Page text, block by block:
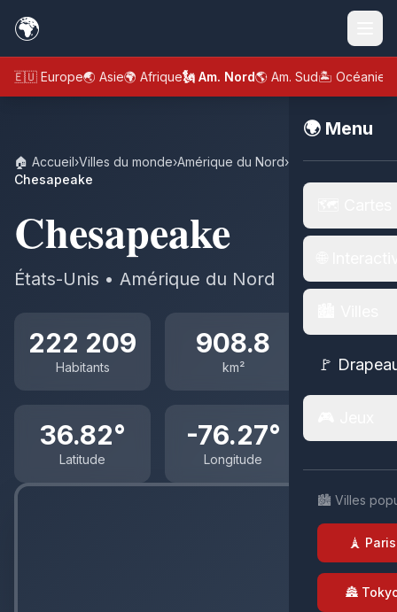
🌍
🇪🇺 Europe🌏 Asie🌍 Afrique🗽 Am. Nord🌎 Am. Sud🏝️ Océanie
🌍 Menu
🚩
🏙️ Villes
🗼 Paris
🏯
🏠 Accueil›Villes du monde›Amérique du Nord› États-Unis›
Chesapeake
Chesapeake
États-Unis • Amérique du Nord
222 209
Habitants
908.8
km²
36.82°
Latitude
-76.27°
Longitude